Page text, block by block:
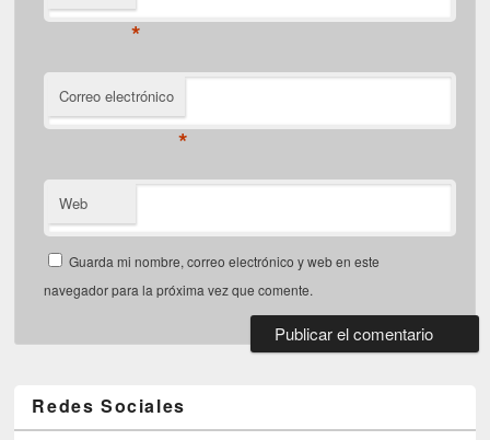
*
Correo electrónico
*
Web
Guarda mi nombre, correo electrónico y web en este
navegador para la próxima vez que comente.
Redes Sociales